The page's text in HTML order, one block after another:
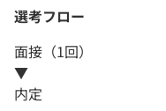
選考フロー
面接（1回）
▼
内定